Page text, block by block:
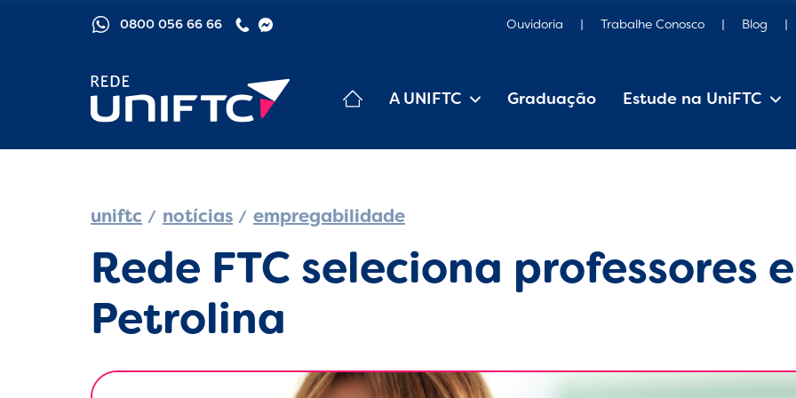
0800 056 66 66 Ouvidoria Trabalhe Conosco Blog
A UNIFTC Graduação Estude na UniFTC
uniftc notícias empregabilidade
Rede FTC seleciona professores
Petrolina